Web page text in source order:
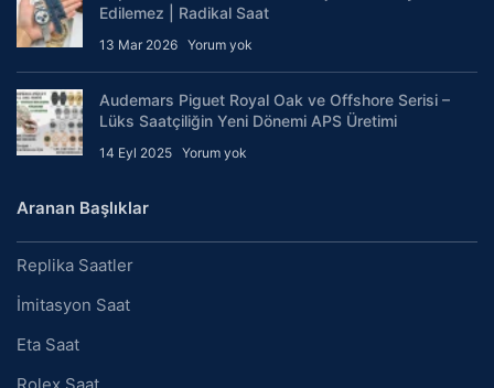
Edilemez | Radikal Saat
13 Mar 2026 Yorum yok
Audemars Piguet Royal Oak ve Offshore Serisi –
Lüks Saatçiliğin Yeni Dönemi APS Üretimi
14 Eyl 2025 Yorum yok
Aranan Başlıklar
Replika Saatler
İmitasyon Saat
Eta Saat